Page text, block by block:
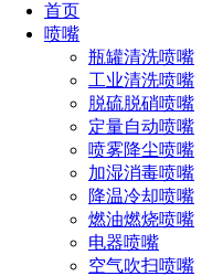
首页
喷嘴
瓶罐清洗喷嘴
工业清洗喷嘴
脱硫脱硝喷嘴
定量自动喷嘴
喷雾降尘喷嘴
加湿消毒喷嘴
降温冷却喷嘴
燃油燃烧喷嘴
电器喷嘴
空气吹扫喷嘴